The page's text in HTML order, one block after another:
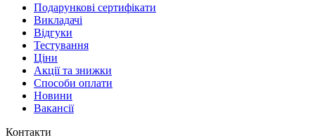
Подарункові сертифікати
Викладачі
Відгуки
Тестування
Ціни
Акції та знижки
Способи оплати
Новини
Вакансії
Контакти